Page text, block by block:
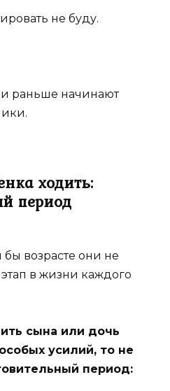
не буду.
раньше начинают
ходить:
период
возрасте они не
в жизни каждого
сына или дочь
усилий, то не
период: